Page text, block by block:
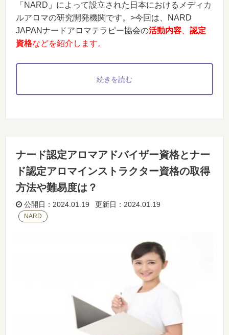
「NARD」によって設立された日本におけるメディカ
ルアロマの研究開発機関です。>今回は、NARD
JAPANナードアロマテラピー協会の活動内容
認定
資格などを紹介します。
続きを読む
ナード認定アロマアドバイザー資格とナー
ド認定アロマインストラクター資格の取得
方法や難易度は？
公開日：2024.01.19 更新日：2024.01.19
NARD